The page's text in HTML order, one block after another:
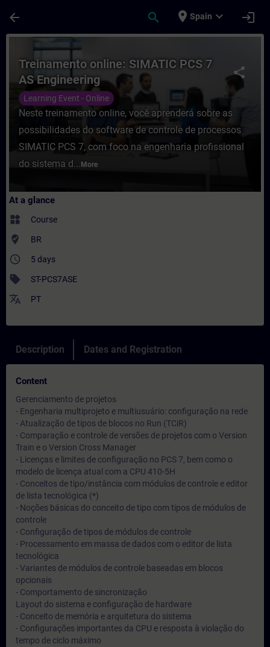
arrow_back search place Spain expand_more login
Course - Treinamento online: SIMATIC
share
Treinamento online: SIMATIC PCS 7
AS Engineering
Learning Event - Online
Neste treinamento online, você aprenderá sobre as
possibilidades do software de controle de processos
SIMATIC PCS 7, com foco na engenharia profissional
do sistema d... More
At a glance
widgets Course
where_to_vote BR
access_time 5 days
sell ST-PCS7ASE
translate PT
Description Dates and Registration
Content
Gerenciamento de projetos
- Engenharia multiprojeto e multiusuário: configuração na rede
- Atualização de tipos de blocos no Run (TCiR)
- Comparação e controle de versões de projetos com o Version
Train e o Version Cross Manager
- Licenças e limites de configuração no PCS 7, bem como o
modelo de licença atual com a CPU 410-5H
- Conceitos de tipo/instância com módulos de controle e editor
de lista tecnológica (*)
- Noções básicas do conceito de tipo com tipos de módulos de
controle
- Configuração de tipos de módulos de controle
- Processamento em massa de dados com o editor de lista
tecnológica
- Variantes de módulos de controle baseadas em blocos
opcionais
- Comportamento de sincronização
Layout do sistema e configuração de hardware
- Conceito de memória e arquitetura do sistema
- Configurações importantes da CPU e resposta à violação do
tempo de ciclo máximo